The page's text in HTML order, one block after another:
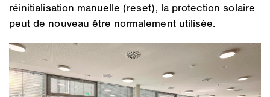
réinitialisation manuelle (reset), la protection solaire
peut de nouveau être normalement utilisée.